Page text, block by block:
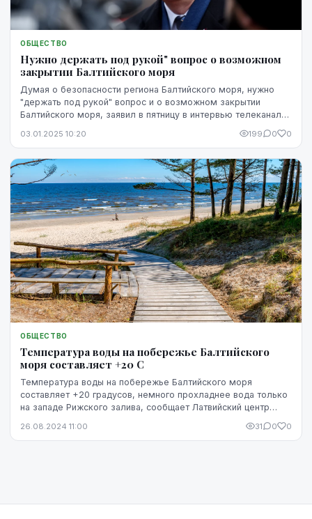
ОБЩЕСТВО
Нужно держать под рукой" вопрос о возможном
закрытии Балтийского моря
Думая о безопасности региона Балтийского моря, нужно
"держать под рукой" вопрос и о возможном закрытии
Балтийского моря, заявил в пятницу в интервью телеканалу
03.01.2025 10:20 199 0 0
ОБЩЕСТВО
Температура воды на побережье Балтийского
моря составляет +20 C
Температура воды на побережье Балтийского моря
составляет +20 градусов, немного прохладнее вода только
на западе Рижского залива, сообщает Латвийский центр
26.08.2024 11:00 31 0 0